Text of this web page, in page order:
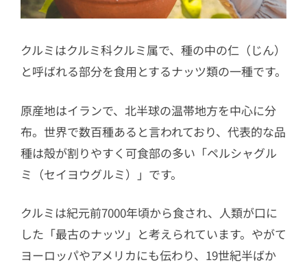
クルミはクルミ科クルミ属で、種の中の仁（じん）
と呼ばれる部分を食用とするナッツ類の一種です。
原産地はイランで、北半球の温帯地方を中心に分
布。世界で数百種あると言われており、代表的な品
種は殻が割りやすく可食部の多い「ペルシャグル
ミ（セイヨウグルミ）」です。
クルミは紀元前7000年頃から食され、人類が口に
した「最古のナッツ」と考えられています。やがて
ヨーロッパやアメリカにも伝わり、19世紀半ばか